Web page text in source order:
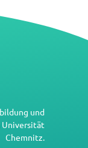
und
Universität
Chemnitz.